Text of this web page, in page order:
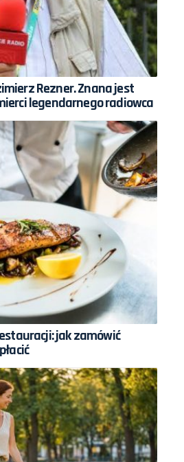
Rezner. Znana jest
legendarnego radiowca
jak zamówić